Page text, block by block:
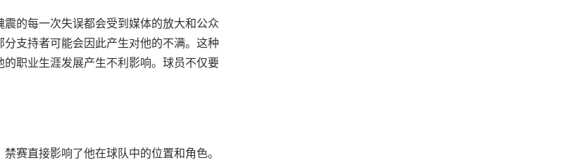
的每一次失误都会受到媒体的放大和公众
支持者可能会因此产生对他的不满。这种
职业生涯发展产生不利影响。球员不仅要
赛直接影响了他在球队中的位置和角色。